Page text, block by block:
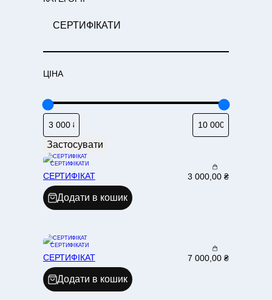
Т
Е
О
Р
Я
СЕРТИФІКАТИ
ЦІНА
Застосувати
СЕРТИФІКАТИ
СЕРТИФІКАТ 3 000,00₴
Додати в кошик
СЕРТИФІКАТИ
СЕРТИФІКАТ 7 000,00₴
Додати в кошик